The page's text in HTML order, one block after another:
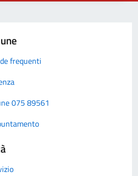
frequenti
075 89561